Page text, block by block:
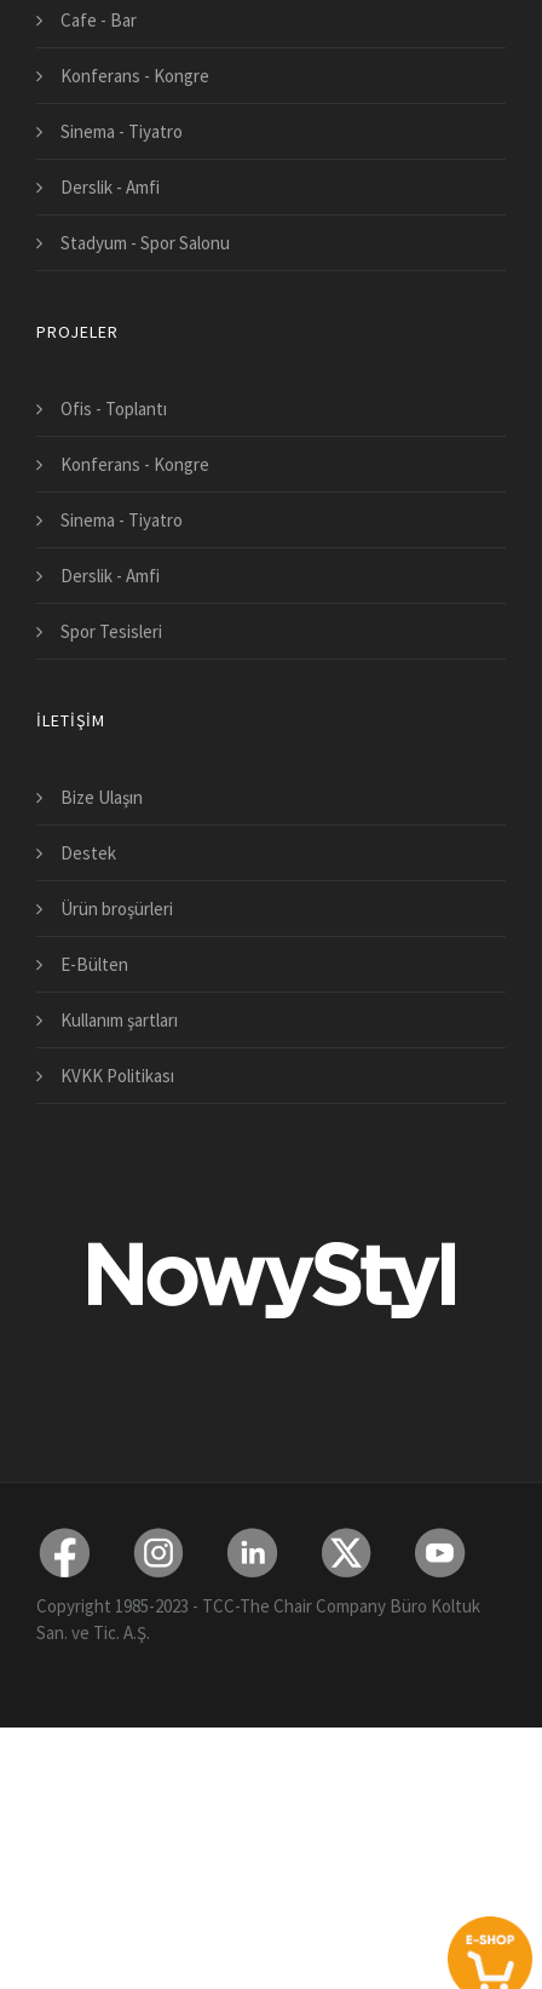
Cafe - Bar
Konferans - Kongre
Sinema - Tiyatro
Derslik - Amfi
Stadyum - Spor Salonu
PROJELER
Ofis - Toplantı
Konferans - Kongre
Sinema - Tiyatro
Derslik - Amfi
Spor Tesisleri
İLETIŞIM
Bize Ulaşın
Destek
Ürün broşürleri
E-Bülten
Kullanım şartları
KVKK Politikası
Copyright 1985-2023 - TCC-The Chair Company Büro Koltuk
San. ve Tic. A.Ş.